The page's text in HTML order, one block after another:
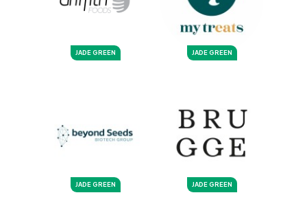
JADE GREEN JADE GREEN
JADE GREEN JADE GREEN